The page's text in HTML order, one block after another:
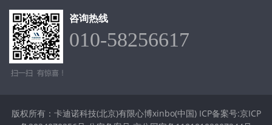
咨询热线
010-58256617
版权所有：卡迪诺科技(北京)有限心博xinbo(中国) ICP备案号:京ICP